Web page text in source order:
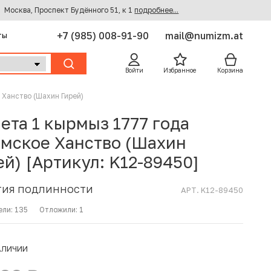
Москва, Проспект Будённого 51, к 1 подробнее...
+7 (985) 008-91-90 mail@numizm.at
Войти Избранное Корзина
(Шахин Гирей)
1 кырмыз 1777 года
Ханство (Шахин
[Артикул: K12-89450]
ПОДЛИННОСТИ АРТ. K12-89450
135 Отложили: 1